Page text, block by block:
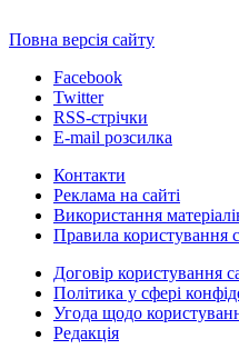
Повна версія сайту
Facebook
Twitter
RSS-стрічки
E-mail розсилка
Контакти
Реклама на сайті
Використання
Правила користування
Договір користування
Політика у сфері
Угода щодо
Редакція